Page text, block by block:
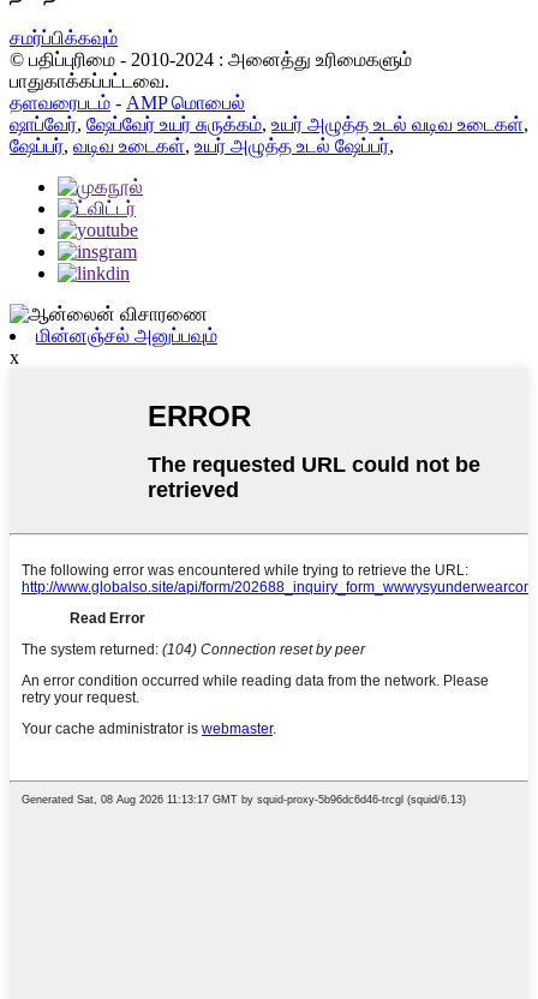
சமர்ப்பிக்கவும்
© பதிப்புரிமை - 2010-2024 : அனைத்து உரிமைகளும்
பாதுகாக்கப்பட்டவை.
தளவரைபடம் - AMP மொபைல்
ஷாப்வேர், ஷேப்வேர் உயர் சுருக்கம், உயர் அழுத்த உடல் வடிவ உடைகள்,
ஷேப்பர், வடிவ உடைகள், உயர் அழுத்த உடல் ஷேப்பர்,
மின்னஞ்சல் அனுப்பவும்
x